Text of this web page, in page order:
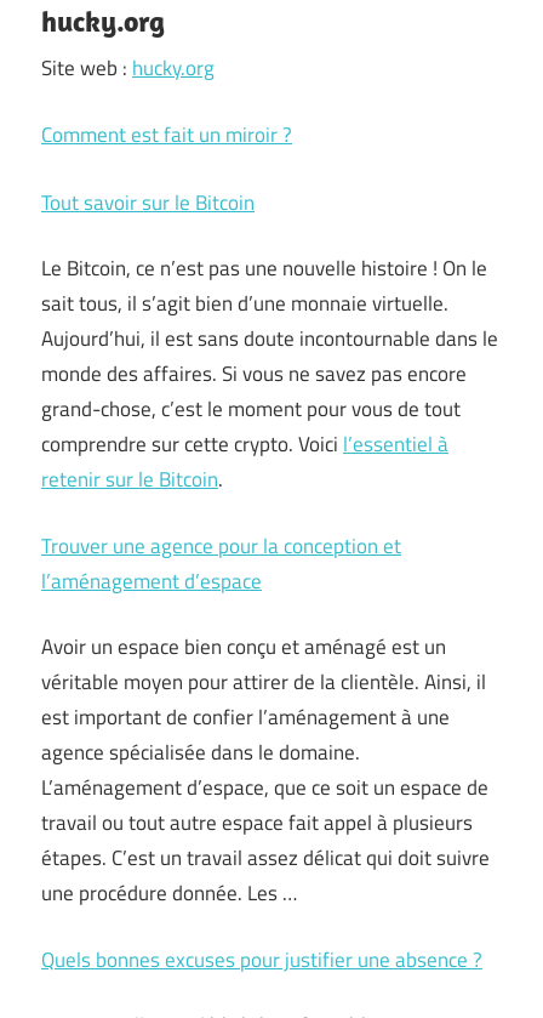
hucky.org
Site web : hucky.org
Comment est fait un miroir ?
Tout savoir sur le Bitcoin
Le Bitcoin, ce n’est pas une nouvelle histoire ! On le
sait tous, il s’agit bien d’une monnaie virtuelle.
Aujourd’hui, il est sans doute incontournable dans le
monde des affaires. Si vous ne savez pas encore
grand-chose, c’est le moment pour vous de tout
comprendre sur cette crypto. Voici l’essentiel à
retenir sur le Bitcoin.
Trouver une agence pour la conception et
l’aménagement d’espace
Avoir un espace bien conçu et aménagé est un
véritable moyen pour attirer de la clientèle. Ainsi, il
est important de confier l’aménagement à une
agence spécialisée dans le domaine.
L’aménagement d’espace, que ce soit un espace de
travail ou tout autre espace fait appel à plusieurs
étapes. C’est un travail assez délicat qui doit suivre
une procédure donnée. Les…
Quels bonnes excuses pour justifier une absence ?